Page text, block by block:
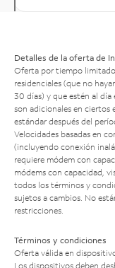
Detalles de la oferta de
Oferta por tiempo
residenciales (que no
30 días) y que estén al
son adicionales en ciertos
estándar después del
Velocidades basadas en
(incluyendo conexión
requiere módem con
módems con capacidad,
todos los términos y
sujetos a cambios. No
restricciones.
Términos y condiciones
Oferta válida en
Los dispositivos deben